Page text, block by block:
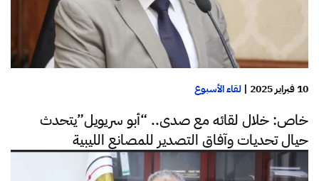
10 فبراير 2025 | لقاء الأسبوع
خاص: خلال لقائه مع صدى.. “أبو سريويل”يتحدث
حيال تحديات وآفاق التصدير للمصانع الليبية